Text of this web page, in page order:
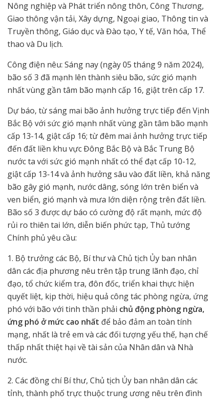
Nông nghiệp và Phát triển nông thôn, Công Thương,
Giao thông vận tải, Xây dựng, Ngoại giao, Thông tin và
Truyền thông, Giáo dục và Đào tạo, Y tế, Văn hóa, Thể
thao và Du lịch.
Công điện nêu: Sáng nay (ngày 05 tháng 9 năm 2024),
bão số 3 đã mạnh lên thành siêu bão, sức gió mạnh
nhất vùng gần tâm bão mạnh cấp 16, giật trên cấp 17.
Dự báo, từ sáng mai bão ảnh hưởng trực tiếp đến Vịnh
Bắc Bộ với sức gió mạnh nhất vùng gần tâm bão mạnh
cấp 13-14, giật cấp 16; từ đêm mai ảnh hưởng trực tiếp
đến đất liền khu vực Đông Bắc Bộ và Bắc Trung Bộ
nước ta với sức gió mạnh nhất có thể đạt cấp 10-12,
giật cấp 13-14 và ảnh hưởng sâu vào đất liền, khả năng
bão gây gió mạnh, nước dâng, sóng lớn trên biển và
ven biển, gió mạnh và mưa lớn diện rộng trên đất liền.
Bão số 3 được dự báo có cường độ rất mạnh, mức độ
rủi ro thiên tai lớn, diễn biến phức tạp, Thủ tướng
Chính phủ yêu cầu:
1. Bộ trưởng các Bộ, Bí thư và Chủ tịch Ủy ban nhân
dân các địa phương nêu trên tập trung lãnh đạo, chỉ
đạo, tổ chức kiểm tra, đôn đốc, triển khai thực hiện
quyết liệt, kịp thời, hiệu quả công tác phòng ngừa, ứng
phó với bão với tinh thần phải chủ động phòng ngừa,
ứng phó ở mức cao nhất để bảo đảm an toàn tính
mạng, nhất là trẻ em và các đối tượng yếu thế, hạn chế
thấp nhất thiệt hại về tài sản của Nhân dân và Nhà
nước.
2. Các đồng chí Bí thư, Chủ tịch Ủy ban nhân dân các
tỉnh, thành phố trực thuộc trung ương nêu trên đình